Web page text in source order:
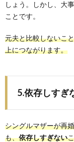
しょう。しかし、大
ことです。
元夫と比較しないこ
上につながります。
5.依存しすぎ
シングルマザーが再
も、依存しすぎない